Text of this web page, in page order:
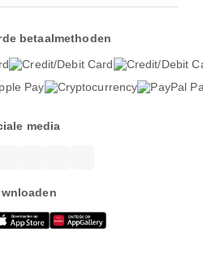
betaalmethoden
media